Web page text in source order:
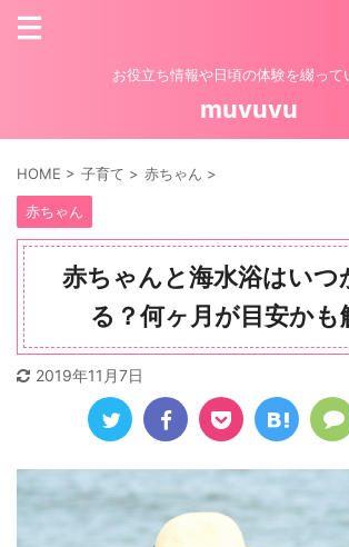
お役立ち情報や日頃の体験を綴って
muvuvu
HOME > 子育て > 赤ちゃん >
赤ちゃん
赤ちゃんと海水浴はいつ
る？何ヶ月が目安かも
2019年11月7日